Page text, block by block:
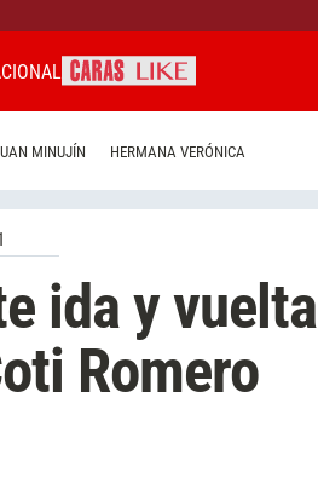
MINUJÍN HERMANA VERÓNICA
ida y vuelta
Romero